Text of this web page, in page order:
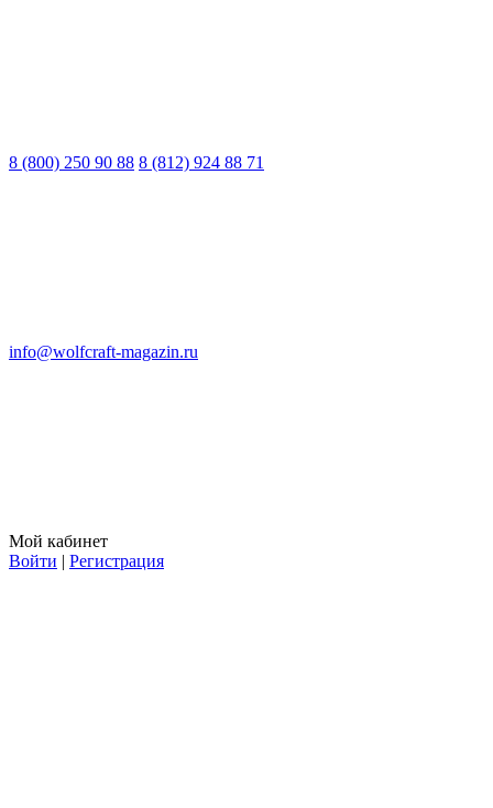
8 (800) 250 90 88 8 (812) 924 88 71
info@wolfcraft-magazin.ru
Мой кабинет
Войти | Регистрация